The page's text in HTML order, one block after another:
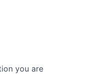
you are